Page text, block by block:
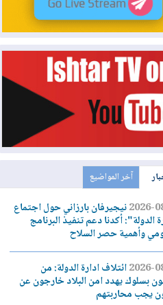
آخر المواضيع
نيجيرفان بارزاني حول اجتماع
أكدنا دعم تنفيذ البرنامج
وأهمية حصر السلاح
ائتلاف ادارة الدولة: من
يهدد امن البلاد خارجون عن
يجب محاربتهم